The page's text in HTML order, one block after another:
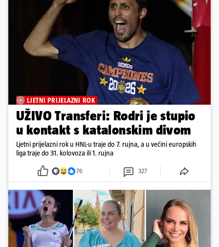
LJETNI PRIJELAZNI ROK
UŽIVO Transferi: Rodri je stupio
u kontakt s katalonskim divom
Ljetni prijelazni rok u HNL-u traje do 7. rujna, a u većini europskih
liga traje do 31. kolovoza ili 1. rujna
76 327